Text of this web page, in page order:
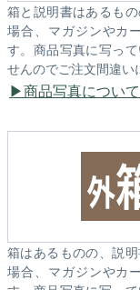
箱と説明書はあるも
場合、マガジンやカ
す。商品写真に写っ
せんのでご注文間違い
商品写真につい
箱はあるものの、説
場合、マガジンやカ